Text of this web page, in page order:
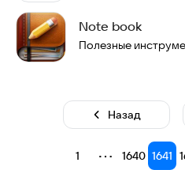
Note book
Полезные
Назад
1 ⋯ 1640 1641